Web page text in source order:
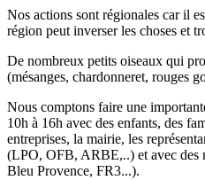
Nos actions sont régionales car il
région peut inverser les choses et
De nombreux petits oiseaux qui
(mésanges, chardonneret, rouges
Nous comptons faire une
10h à 16h avec des enfants, des
entreprises, la mairie, les
(LPO, OFB, ARBE,..) et avec des
Bleu Provence, FR3...).